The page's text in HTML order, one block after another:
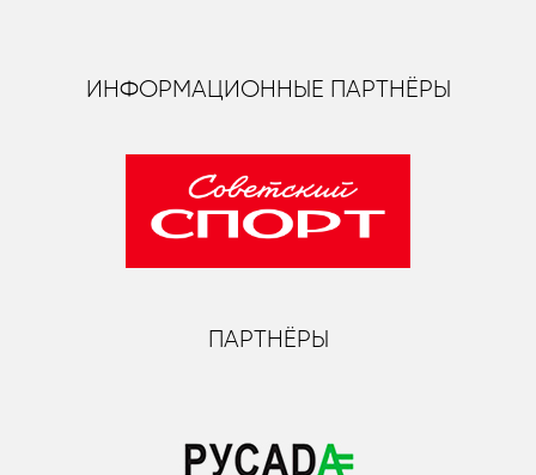
ИНФОРМАЦИОННЫЕ ПАРТНЁРЫ
ПАРТНЁРЫ